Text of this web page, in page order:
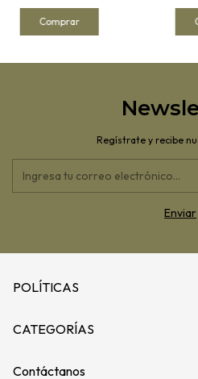
Regístrate y recibe
POLÍTICAS
CATEGORÍAS
Contáctanos